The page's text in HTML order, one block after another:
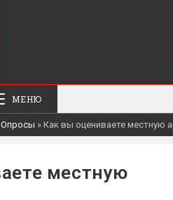
МЕНЮ
Опросы » Как вы оцениваете местную
местную